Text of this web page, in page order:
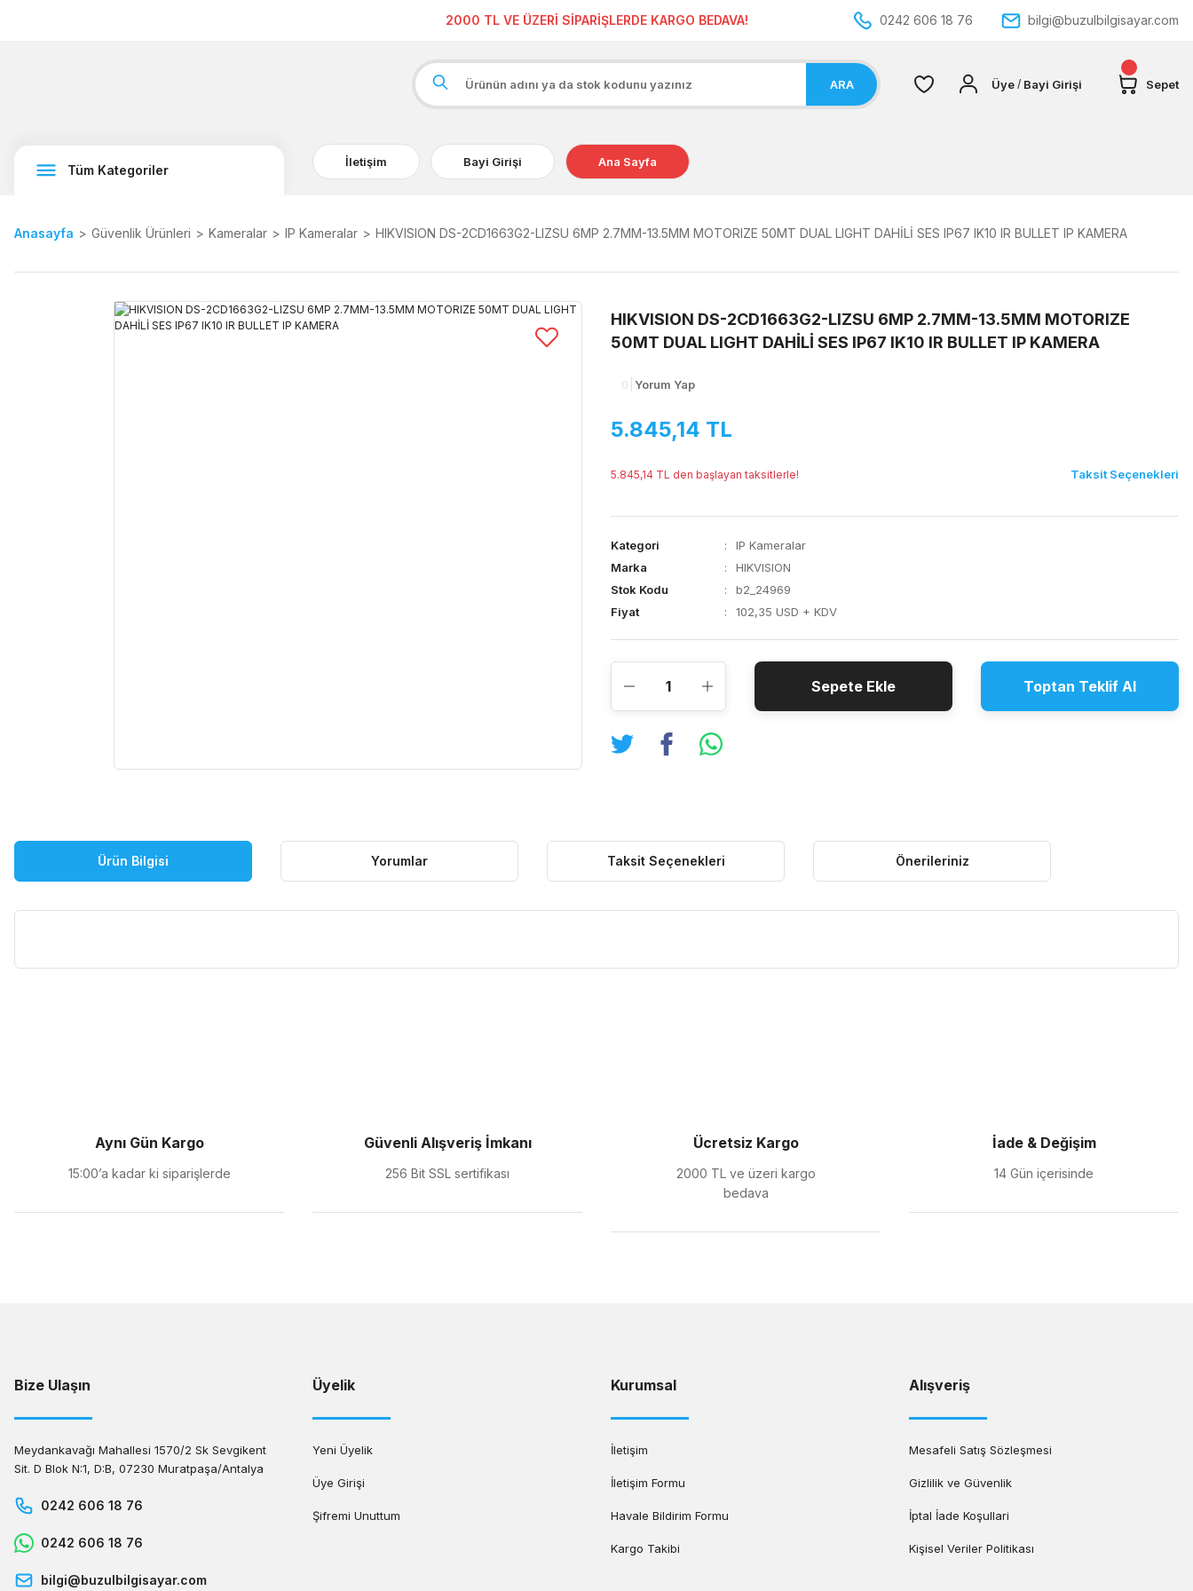
2000 TL VE ÜZERİ SİPARİŞLERDE KARGO BEDAVA! 0242 606 18 76 bilgi@buzulbilgisayar.com
ARA Üye / Bayi Girişi Sepet
Tüm Kategoriler
İletişim Bayi Girişi Ana Sayfa
Anasayfa Güvenlik Ürünleri Kameralar IP Kameralar HIKVISION DS-2CD1663G2-LIZSU 6MP 2.7MM-13.5MM MOTORIZE 50MT DUAL LIGHT DAHİLİ SES IP67 IK10 IR BULLET IP KAMERA
HIKVISION DS-2CD1663G2-LIZSU 6MP 2.7MM-13.5MM MOTORIZE
50MT DUAL LIGHT DAHİLİ SES IP67 IK10 IR BULLET IP KAMERA
0 Yorum Yap
5.845,14 TL
5.845,14 TL den başlayan taksitlerle! Taksit Seçenekleri
Kategori
IP Kameralar
Marka
HIKVISION
Stok Kodu
b2_24969
Fiyat
102,35 USD + KDV
Sepete Ekle Toptan Teklif Al
Ürün Bilgisi Yorumlar Taksit Seçenekleri Önerileriniz
Ürün fiyatı diğer sitelerden daha pahalı.
Bu ürüne benzer farklı alternatifler olmalı.
Aynı Gün Kargo
15:00’a kadar ki siparişlerde
Güvenli Alışveriş İmkanı
256 Bit SSL sertifikası
Ücretsiz Kargo
2000 TL ve üzeri kargo
bedava
İade & Değişim
14 Gün içerisinde
Bize Ulaşın
Meydankavağı Mahallesi 1570/2 Sk Sevgikent
Sit. D Blok N:1, D:B, 07230 Muratpaşa/Antalya
0242 606 18 76
0242 606 18 76
bilgi@buzulbilgisayar.com
Üyelik
Yeni Üyelik
Üye Girişi
Şifremi Unuttum
Kurumsal
İletişim
İletişim Formu
Havale Bildirim Formu
Kargo Takibi
Alışveriş
Mesafeli Satış Sözleşmesi
Gizlilik ve Güvenlik
İptal İade Koşullari
Kişisel Veriler Politikası